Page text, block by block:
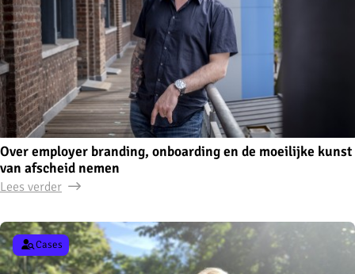
Over employer branding, onboarding en de moeilijke kunst
van afscheid nemen
Lees verder
Cases